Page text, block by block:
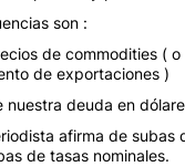
son :
de commodities (
de exportaciones )
nuestra deuda en
afirma de subas
de tasas nominales.